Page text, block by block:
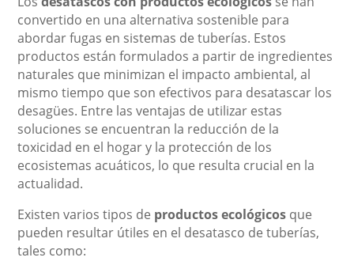
convertido en una alternativa sostenible para
abordar fugas en sistemas de tuberías. Estos
productos están formulados a partir de ingredientes
naturales que minimizan el impacto ambiental, al
mismo tiempo que son efectivos para desatascar los
desagües. Entre las ventajas de utilizar estas
soluciones se encuentran la reducción de la
toxicidad en el hogar y la protección de los
ecosistemas acuáticos, lo que resulta crucial en la
actualidad.
Existen varios tipos de productos ecológicos que
pueden resultar útiles en el desatasco de tuberías,
tales como: